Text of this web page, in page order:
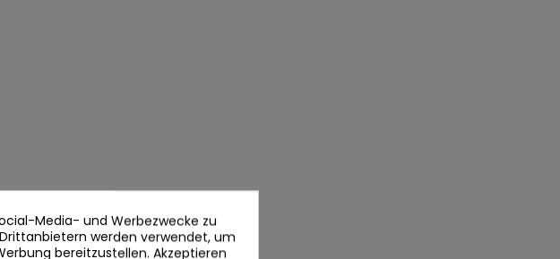
Media- und Werbezwecke zu
werden verwendet, um
bereitzustellen. Akzeptieren